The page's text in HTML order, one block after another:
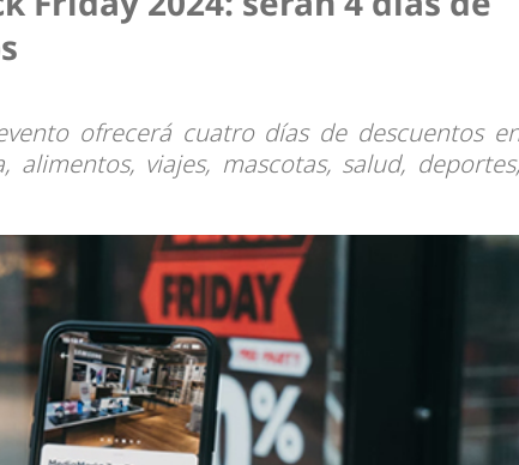
ofrecerá cuatro días de descuentos
alimentos, viajes, mascotas, salud,